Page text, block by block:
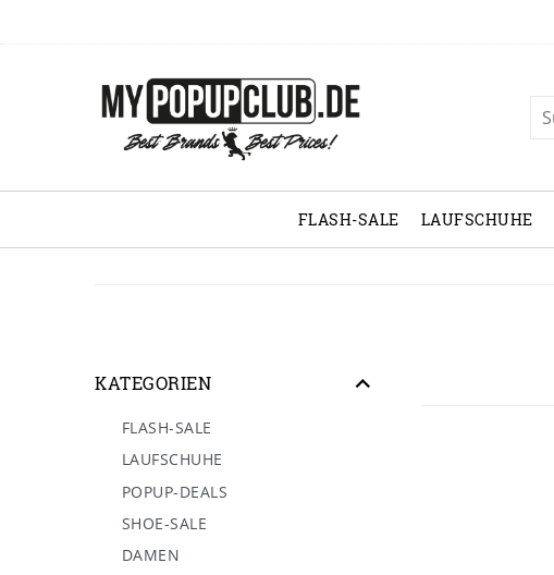
FLASH-SALE LAUFSCHUHE
KATEGORIEN
FLASH-SALE
LAUFSCHUHE
POPUP-DEALS
SHOE-SALE
DAMEN